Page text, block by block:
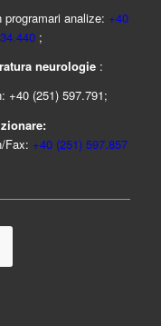
programari analize: +40
;
neurologie :
+40 (251) 597.791;
Fax: +40 (251) 597.857